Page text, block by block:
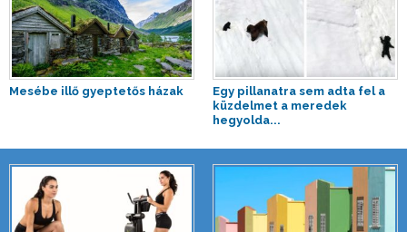
Mesébe illő gyeptetős házak
Egy pillanatra sem adta fel a
küzdelmet a meredek
hegyolda...